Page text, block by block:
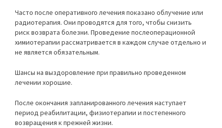
Часто после оперативного лечения показано облучение или
радиотерапия. Они проводятся для того, чтобы снизить
риск возврата болезни. Проведение послеоперационной
химиотерапии рассматривается в каждом случае отдельно и
не является обязательным.
Шансы на выздоровление при правильно проведенном
лечении хорошие.
После окончания запланированного лечения наступает
период реабилитации, физиотерапии и постепенного
возвращения к прежней жизни.